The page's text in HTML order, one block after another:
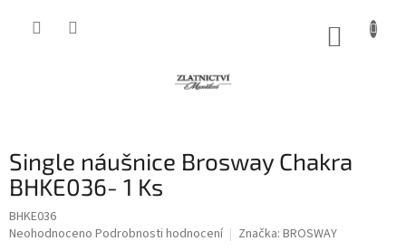
Single náušnice Brosway Chakra
BHKE036- 1 Ks
BHKE036
Průměrné
Neohodnoceno Podrobnosti hodnocení Značka: BROSWAY